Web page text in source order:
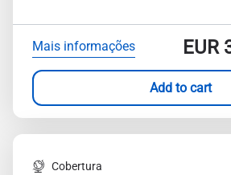
Mais informações EUR
Add to cart
Cobertura